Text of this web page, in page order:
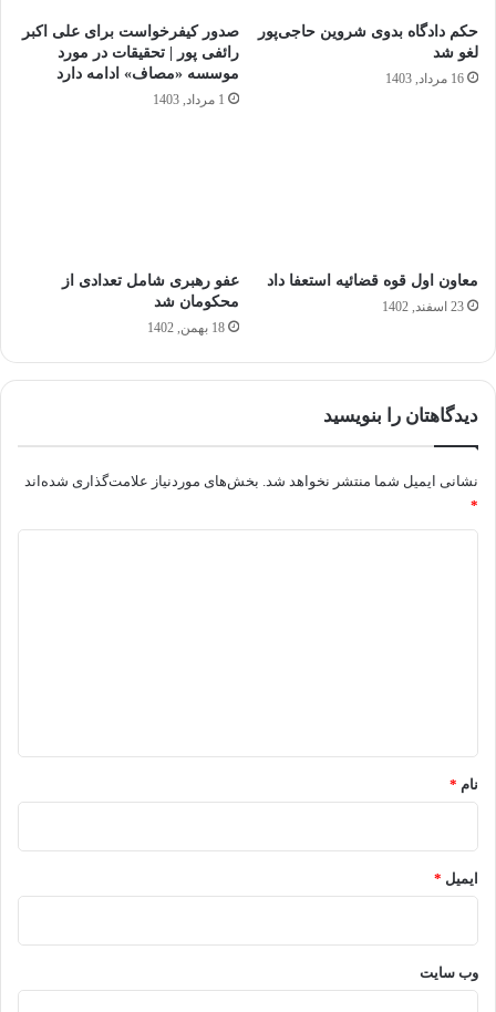
حکم دادگاه بدوی شروین حاجی‌پور
لغو شد
16 مرداد, 1403
صدور کیفرخواست برای علی اکبر
رائفی پور | تحقیقات در مورد
موسسه «مصاف» ادامه دارد
1 مرداد, 1403
معاون اول قوه قضائیه استعفا داد
23 اسفند, 1402
عفو رهبری شامل تعدادی از
محکومان شد
18 بهمن, 1402
دیدگاهتان را بنویسید
نشانی ایمیل شما منتشر نخواهد شد. بخش‌های موردنیاز علامت‌گذاری شده‌اند
*
نام *
ایمیل *
وب‌ سایت